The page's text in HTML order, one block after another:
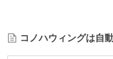
コノハウィングは自